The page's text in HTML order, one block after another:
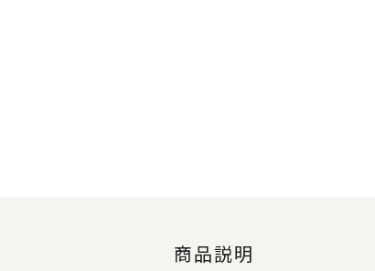
商品説明